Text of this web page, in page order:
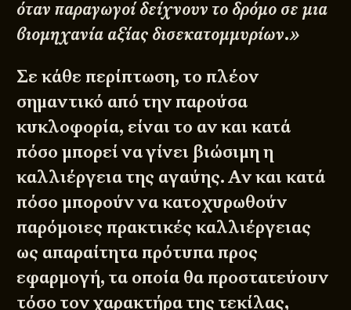
όταν παραγωγοί δείχνουν το δρόμο σε μια
βιομηχανία αξίας δισεκατομμυρίων.»
Σε κάθε περίπτωση, το πλέον
σημαντικό από την παρούσα
κυκλοφορία, είναι το αν και κατά
πόσο μπορεί να γίνει βιώσιμη η
καλλιέργεια της αγαύης. Αν και κατά
πόσο μπορούν να κατοχυρωθούν
παρόμοιες πρακτικές καλλιέργειας
ως απαραίτητα πρότυπα προς
εφαρμογή, τα οποία θα προστατεύουν
τόσο τον χαρακτήρα της τεκίλας,